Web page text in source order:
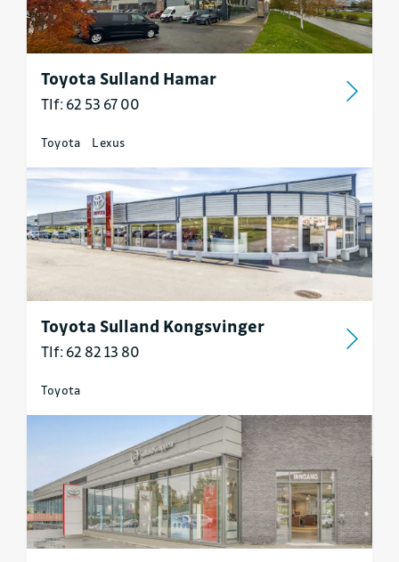
Toyota Sulland Hamar
Tlf: 62 53 67 00
Toyota Lexus
Toyota Sulland Kongsvinger
Tlf: 62 82 13 80
Toyota